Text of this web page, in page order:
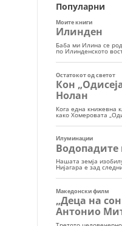
Популарни